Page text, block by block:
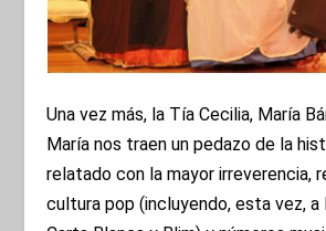
Una vez más, la Tía Cecilia, María
María nos traen un pedazo de la
relatado con la mayor irreverencia,
cultura pop (incluyendo, esta vez, a